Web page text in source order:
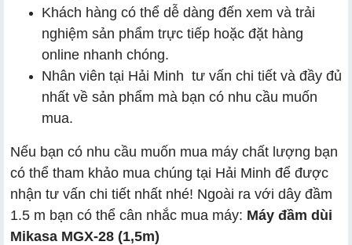
Khách hàng có thể dễ dàng đến xem và trải
nghiệm sản phẩm trực tiếp hoặc đặt hàng
online nhanh chóng.
Nhân viên tại Hải Minh tư vấn chi tiết và đầy đủ
nhất về sản phẩm mà bạn có nhu cầu muốn
mua.
Nếu bạn có nhu cầu muốn mua máy chất lượng bạn
có thể tham khảo mua chúng tại Hải Minh để được
nhận tư vấn chi tiết nhất nhé! Ngoài ra với dây đầm
1.5 m bạn có thể cân nhắc mua máy: Máy đầm dùi
Mikasa MGX-28 (1,5m)